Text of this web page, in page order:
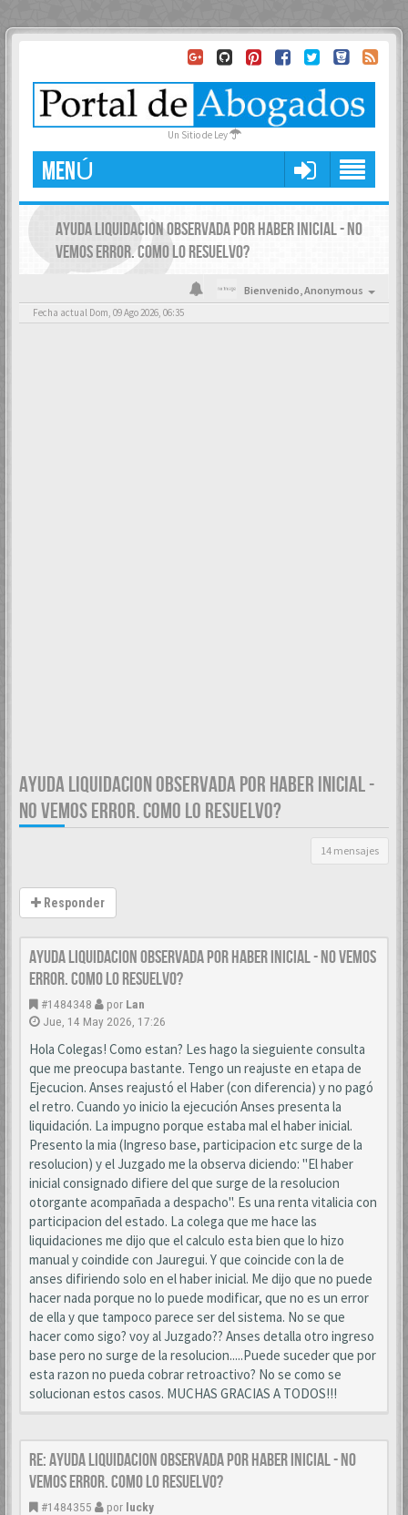
Un Sitio de Ley
MENÚ
AYUDA LIQUIDACION OBSERVADA POR HABER INICIAL - NO
VEMOS ERROR. COMO LO RESUELVO?
Bienvenido,Anonymous
Fecha actual Dom, 09 Ago 2026, 06:35
AYUDA LIQUIDACION OBSERVADA POR HABER INICIAL -
NO VEMOS ERROR. COMO LO RESUELVO?
14 mensajes
Responder
AYUDA LIQUIDACION OBSERVADA POR HABER INICIAL - NO VEMOS
ERROR. COMO LO RESUELVO?
#1484348 por Lan
Jue, 14 May 2026, 17:26
Hola Colegas! Como estan? Les hago la sieguiente consulta
que me preocupa bastante. Tengo un reajuste en etapa de
Ejecucion. Anses reajustó el Haber (con diferencia) y no pagó
el retro. Cuando yo inicio la ejecución Anses presenta la
liquidación. La impugno porque estaba mal el haber inicial.
Presento la mia (Ingreso base, participacion etc surge de la
resolucion) y el Juzgado me la observa diciendo: "El haber
inicial consignado difiere del que surge de la resolucion
otorgante acompañada a despacho". Es una renta vitalicia con
participacion del estado. La colega que me hace las
liquidaciones me dijo que el calculo esta bien que lo hizo
manual y coindide con Jauregui. Y que coincide con la de
anses difiriendo solo en el haber inicial. Me dijo que no puede
hacer nada porque no lo puede modificar, que no es un error
de ella y que tampoco parece ser del sistema. No se que
hacer como sigo? voy al Juzgado?? Anses detalla otro ingreso
base pero no surge de la resolucion.....Puede suceder que por
esta razon no pueda cobrar retroactivo? No se como se
solucionan estos casos. MUCHAS GRACIAS A TODOS!!!
Re: AYUDA LIQUIDACION OBSERVADA POR HABER INICIAL - NO
VEMOS ERROR. COMO LO RESUELVO?
#1484355 por lucky